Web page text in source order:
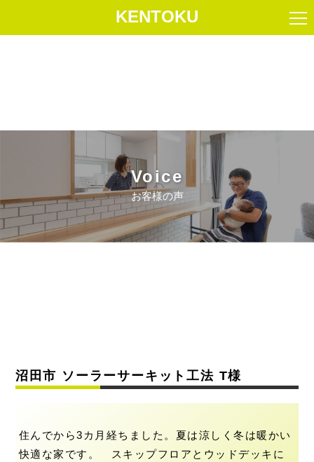
KENTOKU
Voice
お客様の声
沼田市 ソーラーサーキット工法 T様
住んでから3カ月経ちました。夏は涼しく冬は暖かい
快適な家です。 スキップフロアとウッドデッキに